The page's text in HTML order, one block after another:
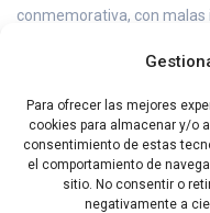
Para ofrecer las mejores
cookies para almacenar y/o
consentimiento de estas
el comportamiento de
sitio. No consentir o
negativamente a
conmemorativa, con malas
53 Que el Dios de
54 Luego ofreció un
hermanos a participar del
noche en la Montaña.